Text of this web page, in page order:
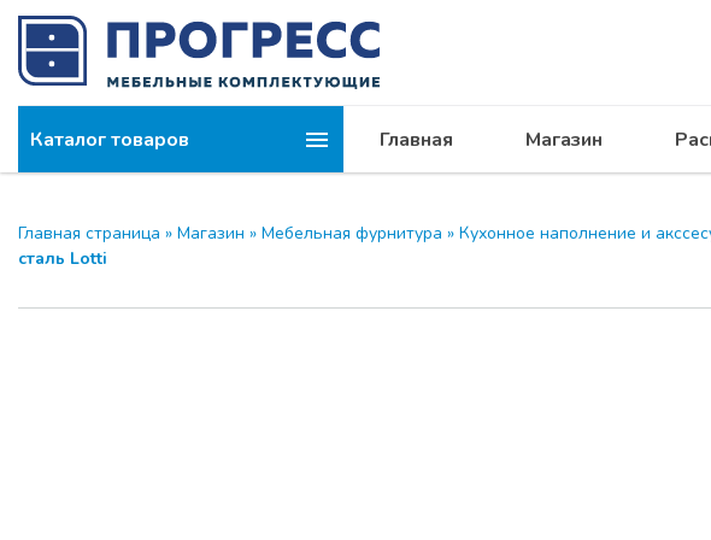
Каталог товаров Главная Магазин
Главная страница » Магазин » Мебельная фурнитура » Кухонное наполнение и
сталь Lotti